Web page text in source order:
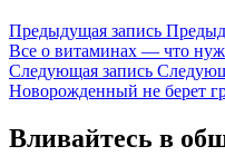
Предыдущая запись
Все о витаминах — что
Следующая запись
Новорожденный не берет
Вливайтесь в